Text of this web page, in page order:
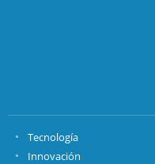
Tecnología
Innovación